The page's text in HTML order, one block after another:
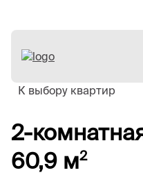
К выбору квартир
2-
60,9 м2